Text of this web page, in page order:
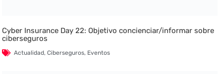
Cyber Insurance Day 22: Objetivo concienciar/informar sobre
ciberseguros
Actualidad,Ciberseguros, Eventos